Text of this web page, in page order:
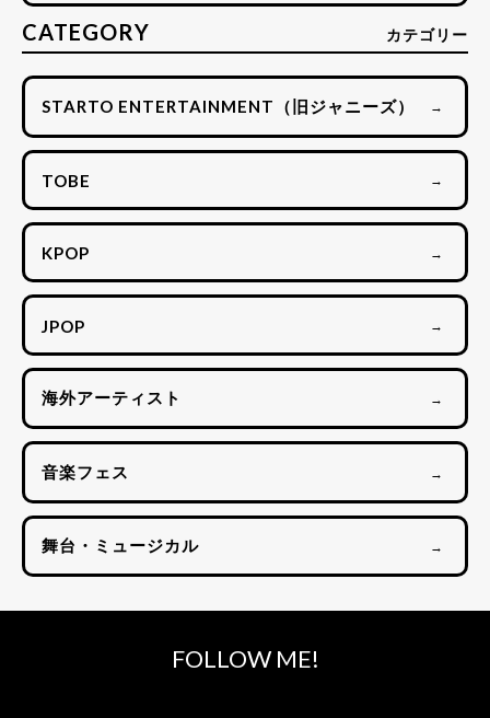
CATEGORY カテゴリー
STARTO ENTERTAINMENT（旧ジャニーズ） →
TOBE →
KPOP →
JPOP →
海外アーティスト →
音楽フェス →
舞台・ミュージカル →
FOLLOW ME!